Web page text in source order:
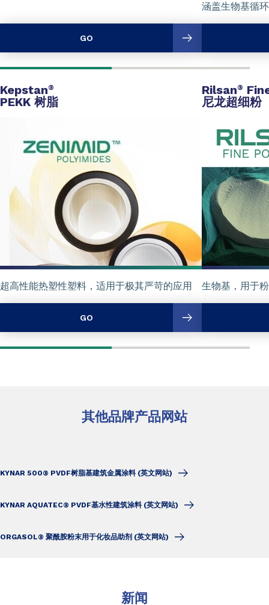
GO
涵盖生物基循
Kepstan®
PEKK 树脂
超高性能热塑性塑料，适用于极其严苛的应用
GO
Rilsan®
尼龙超细粉
生物基，用于
其他品牌产品网站
KYNAR 500® PVDF树脂基建筑金属涂料 (英文网站)
KYNAR AQUATEC® PVDF基水性建筑涂料 (英文网站)
ORGASOL® 聚酰胺粉末用于化妆品助剂 (英文网站)
新闻